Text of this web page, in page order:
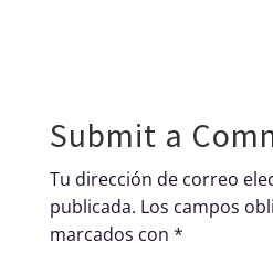
Submit a
Tu dirección de correo
publicada. Los campos
marcados con *